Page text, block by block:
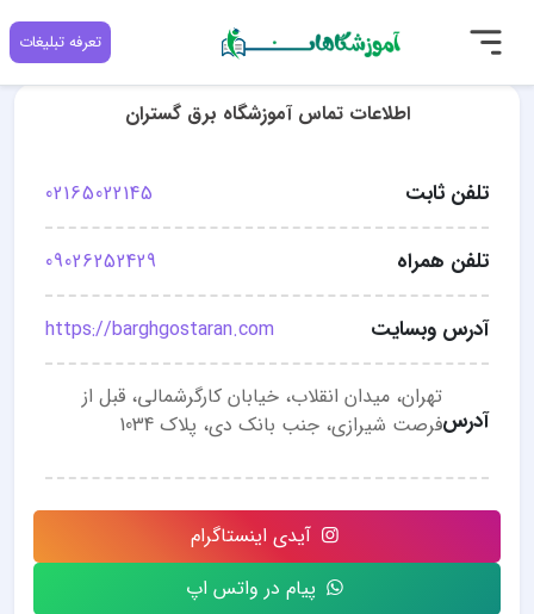
تعرفه تبلیغات
اطلاعات تماس آموزشگاه برق گستران
تلفن ثابت 02165022145
تلفن همراه 09026252429
آدرس وبسایت https://barghgostaran.com
آدرس
تهران، میدان انقلاب، خیابان کارگرشمالی، قبل از
فرصت شیرازی، جنب بانک دی، پلاک 1034
آیدی اینستاگرام
پیام در واتس اپ